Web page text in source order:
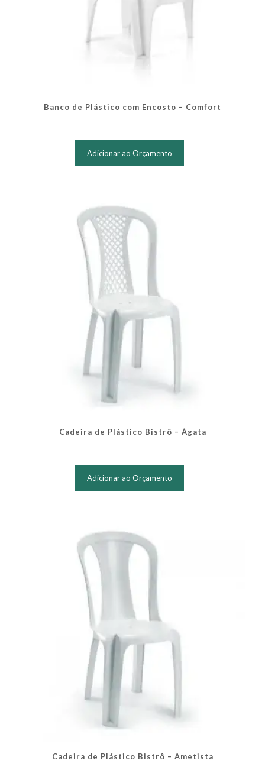
Banco de Plástico com Encosto – Comfort
Adicionar ao Orçamento
Cadeira de Plástico Bistrô – Ágata
Adicionar ao Orçamento
Cadeira de Plástico Bistrô – Ametista